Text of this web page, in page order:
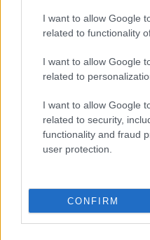
I want to allow Google
related to functionality
I want to allow Google
related to
I want to allow Google
related to security,
functionality and fraud
user protection.
CONFIRM
Οι πράσινοι
τεχνικό
ΑΛΛΑ #TAGS
Ολυμπιακός